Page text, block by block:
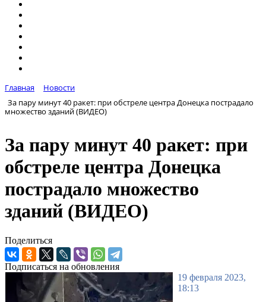
Главная
Новости
За пару минут 40 ракет: при обстреле центра Донецка пострадало
множество зданий (ВИДЕО)
За пару минут 40 ракет: при
обстреле центра Донецка
пострадало множество
зданий (ВИДЕО)
Поделиться
Подписаться на обновления
19 февраля 2023,
18:13